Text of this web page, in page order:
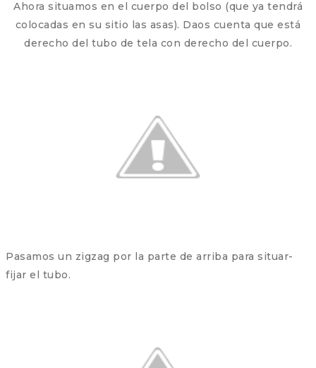
Ahora situamos en el cuerpo del bolso (que ya tendrá
colocadas en su sitio las asas). Daos cuenta que está
derecho del tubo de tela con derecho del cuerpo.
Pasamos un zigzag por la parte de arriba para situar-
fijar el tubo.